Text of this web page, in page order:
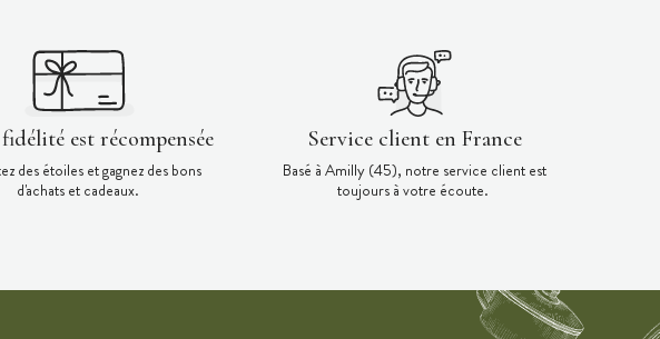
est récompensée
des étoiles et gagnez des bons
d'achats et cadeaux.
Service client en France
Basé à Amilly (45), notre service client est
toujours à votre écoute.